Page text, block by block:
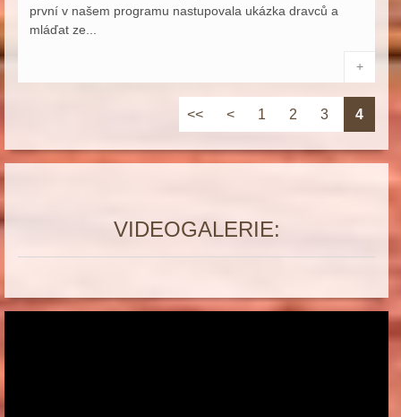
první v našem programu nastupovala ukázka dravců a
mláďat ze...
+
<< < 1 2 3 4
VIDEOGALERIE: